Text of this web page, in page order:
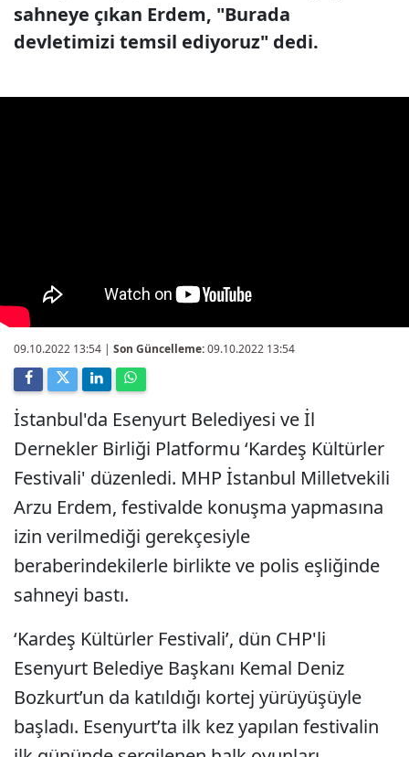
sahneye çıkan Erdem, "Burada
devletimizi temsil ediyoruz" dedi.
09.10.2022 13:54 | Son Güncelleme:09.10.2022 13:54
İstanbul'da Esenyurt Belediyesi ve İl
Dernekler Birliği Platformu ‘Kardeş Kültürler
Festivali' düzenledi. MHP İstanbul Milletvekili
Arzu Erdem, festivalde konuşma yapmasına
izin verilmediği gerekçesiyle
beraberindekilerle birlikte ve polis eşliğinde
sahneyi bastı.
‘Kardeş Kültürler Festivali’, dün CHP'li
Esenyurt Belediye Başkanı Kemal Deniz
Bozkurt’un da katıldığı kortej yürüyüşüyle
başladı. Esenyurt’ta ilk kez yapılan festivalin